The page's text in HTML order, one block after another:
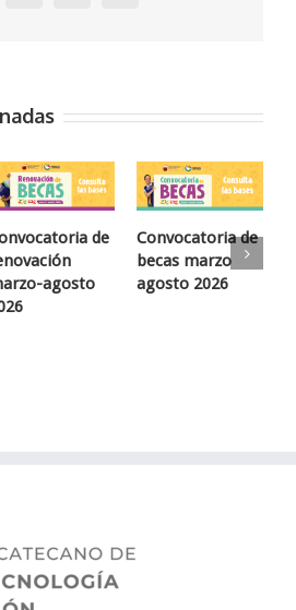
de
agosto
Convocatoria de
becas marzo
agosto 2026